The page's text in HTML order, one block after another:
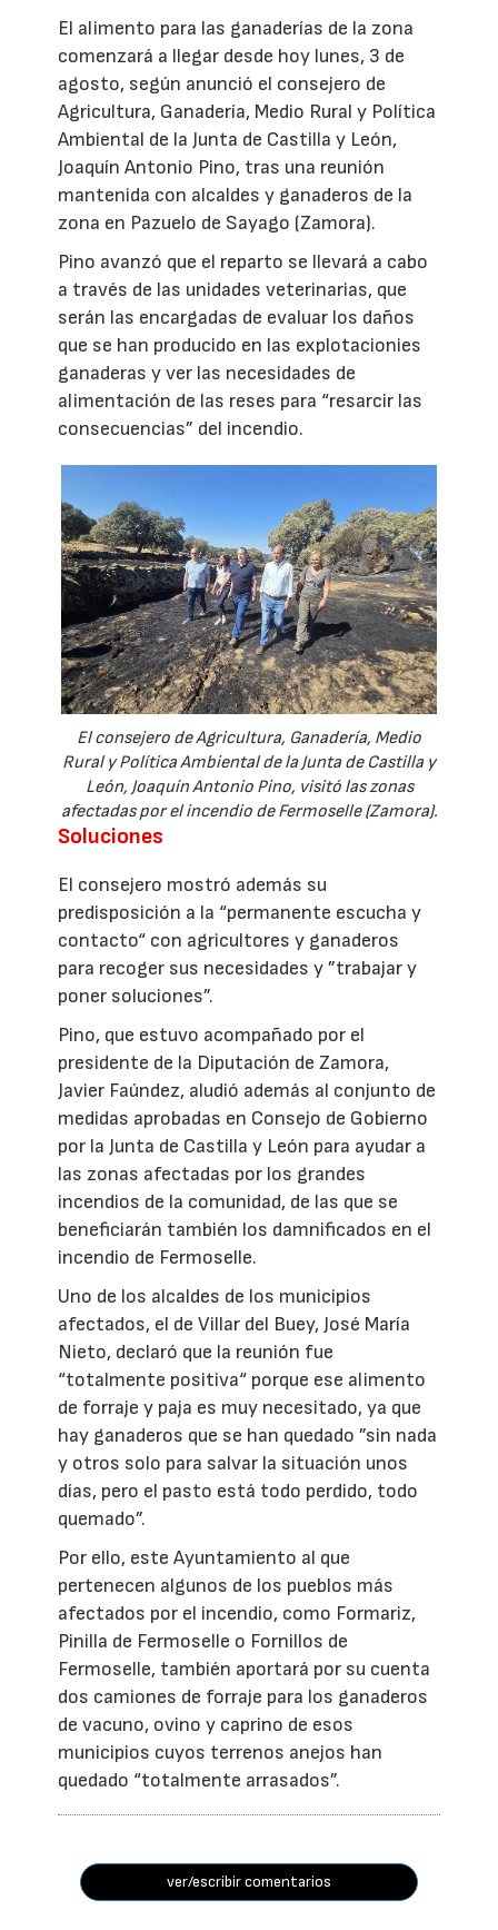
El alimento para las ganaderías de la zona
comenzará a llegar desde hoy lunes, 3 de
agosto, según anunció el consejero de
Agricultura, Ganadería, Medio Rural y Política
Ambiental de la Junta de Castilla y León,
Joaquín Antonio Pino, tras una reunión
mantenida con alcaldes y ganaderos de la
zona en Pazuelo de Sayago (Zamora).
Pino avanzó que el reparto se llevará a cabo
a través de las unidades veterinarias, que
serán las encargadas de evaluar los daños
que se han producido en las explotacionies
ganaderas y ver las necesidades de
alimentación de las reses para “resarcir las
consecuencias” del incendio.
El consejero de Agricultura, Ganadería, Medio
Rural y Política Ambiental de la Junta de Castilla y
León, Joaquín Antonio Pino, visitó las zonas
afectadas por el incendio de Fermoselle (Zamora).
Soluciones
El consejero mostró además su
predisposición a la “permanente escucha y
contacto“ con agricultores y ganaderos
para recoger sus necesidades y ”trabajar y
poner soluciones”.
Pino, que estuvo acompañado por el
presidente de la Diputación de Zamora,
Javier Faúndez, aludió además al conjunto de
medidas aprobadas en Consejo de Gobierno
por la Junta de Castilla y León para ayudar a
las zonas afectadas por los grandes
incendios de la comunidad, de las que se
beneficiarán también los damnificados en el
incendio de Fermoselle.
Uno de los alcaldes de los municipios
afectados, el de Villar del Buey, José María
Nieto, declaró que la reunión fue
“totalmente positiva“ porque ese alimento
de forraje y paja es muy necesitado, ya que
hay ganaderos que se han quedado ”sin nada
y otros solo para salvar la situación unos
días, pero el pasto está todo perdido, todo
quemado”.
Por ello, este Ayuntamiento al que
pertenecen algunos de los pueblos más
afectados por el incendio, como Formariz,
Pinilla de Fermoselle o Fornillos de
Fermoselle, también aportará por su cuenta
dos camiones de forraje para los ganaderos
de vacuno, ovino y caprino de esos
municipios cuyos terrenos anejos han
quedado “totalmente arrasados”.
ver/escribir comentarios